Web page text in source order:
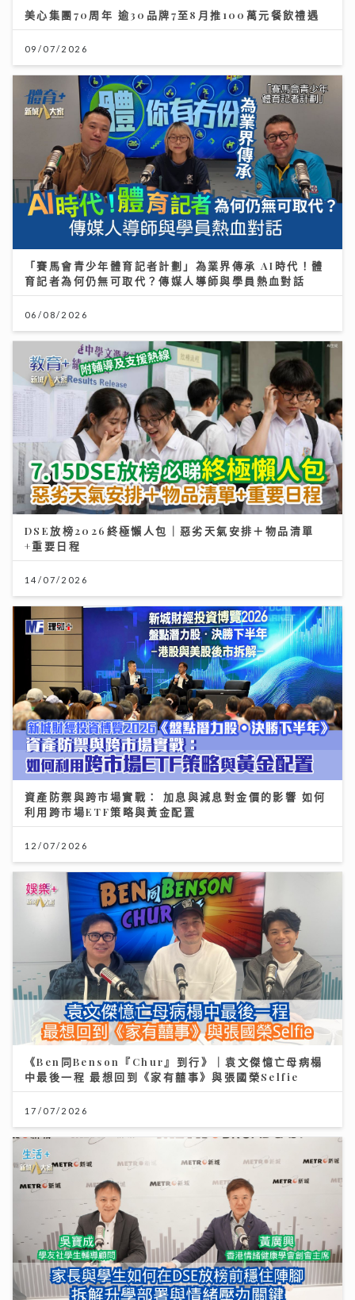
美心集團70周年 逾30品牌7至8月推100萬元餐飲禮遇
09/07/2026
「賽馬會青少年體育記者計劃」為業界傳承 AI時代！體
育記者為何仍無可取代？傳媒人導師與學員熱血對話
06/08/2026
DSE放榜2026終極懶人包｜惡劣天氣安排＋物品清單
+重要日程
14/07/2026
資產防禦與跨市場實戰： 加息與減息對金價的影響 如何
利用跨市場ETF策略與黃金配置
12/07/2026
《Ben同Benson『Chur』到行》｜袁文傑憶亡母病榻
中最後一程 最想回到《家有囍事》與張國榮Selfie
17/07/2026